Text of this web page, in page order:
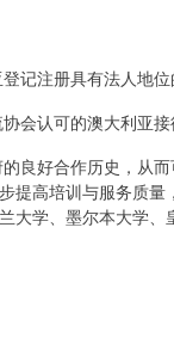
记注册具有法人地
会认可的澳大利亚
良好合作历史，从
提高培训与服务质
学、墨尔本大学